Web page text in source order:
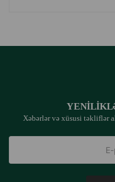
Xəbərlər və xüsusi təkliflər